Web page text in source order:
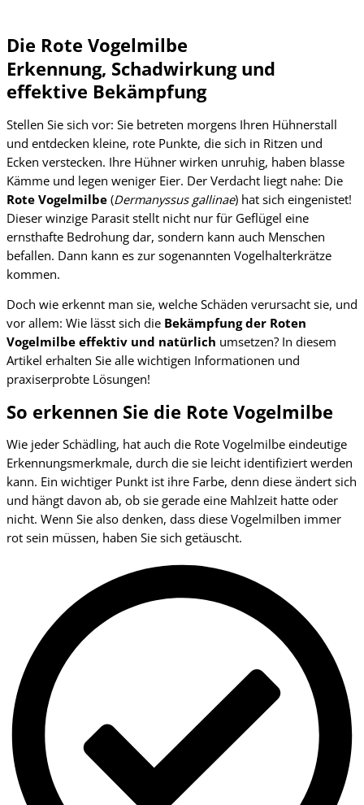
Die Rote Vogelmilbe
Erkennung, Schadwirkung und
effektive Bekämpfung
Stellen Sie sich vor: Sie betreten morgens Ihren Hühnerstall
und entdecken kleine, rote Punkte, die sich in Ritzen und
Ecken verstecken. Ihre Hühner wirken unruhig, haben blasse
Kämme und legen weniger Eier. Der Verdacht liegt nahe: Die
Rote Vogelmilbe (Dermanyssus gallinae) hat sich eingenistet!
Dieser winzige Parasit stellt nicht nur für Geflügel eine
ernsthafte Bedrohung dar, sondern kann auch Menschen
befallen. Dann kann es zur sogenannten Vogelhalterkrätze
kommen.
Doch wie erkennt man sie, welche Schäden verursacht sie, und
vor allem: Wie lässt sich die Bekämpfung der Roten
Vogelmilbe effektiv und natürlich umsetzen? In diesem
Artikel erhalten Sie alle wichtigen Informationen und
praxiserprobte Lösungen!
So erkennen Sie die Rote Vogelmilbe
Wie jeder Schädling, hat auch die Rote Vogelmilbe eindeutige
Erkennungsmerkmale, durch die sie leicht identifiziert werden
kann. Ein wichtiger Punkt ist ihre Farbe, denn diese ändert sich
und hängt davon ab, ob sie gerade eine Mahlzeit hatte oder
nicht. Wenn Sie also denken, dass diese Vogelmilben immer
rot sein müssen, haben Sie sich getäuscht.